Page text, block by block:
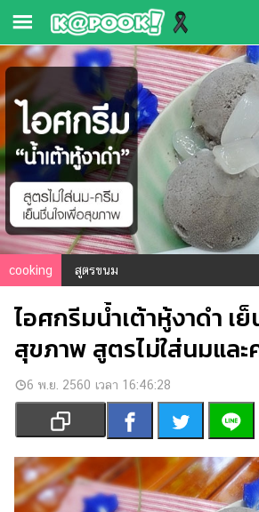
ข่าว-
ความ
รู้
ข่าว
ข่าว
บันเทิง
ตรวจ
หวย
ผล
บอล
สด
การ
เงิน
การ
ศึกษา
บันเทิง
cooking สูตรขนม
ไอศกรีมน้ำเต้าหู้งาดำ เ
สุขภาพ สูตรไม่ใส่นมและ
6 พ.ย. 2560 เวลา 16:46:28